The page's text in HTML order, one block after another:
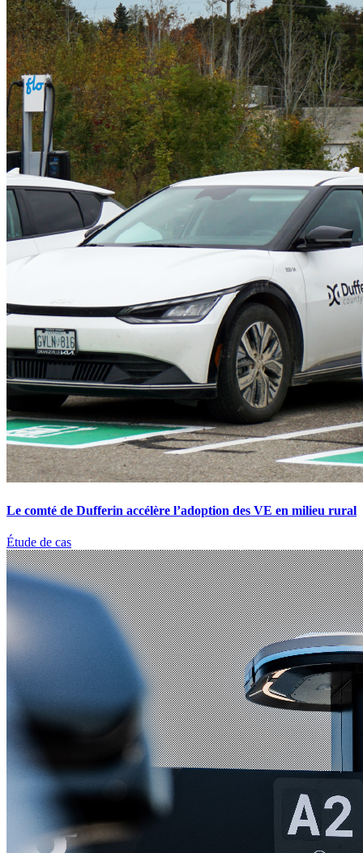
Le comté de Dufferin accélère l’adoption des VE en milieu rural
Étude de cas